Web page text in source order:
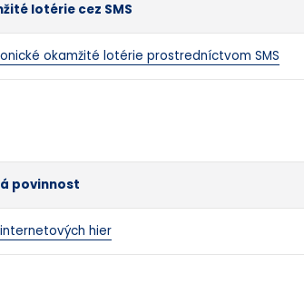
lotérie cez SMS
okamžité lotérie prostredníctvom SMS
povinnost
hier